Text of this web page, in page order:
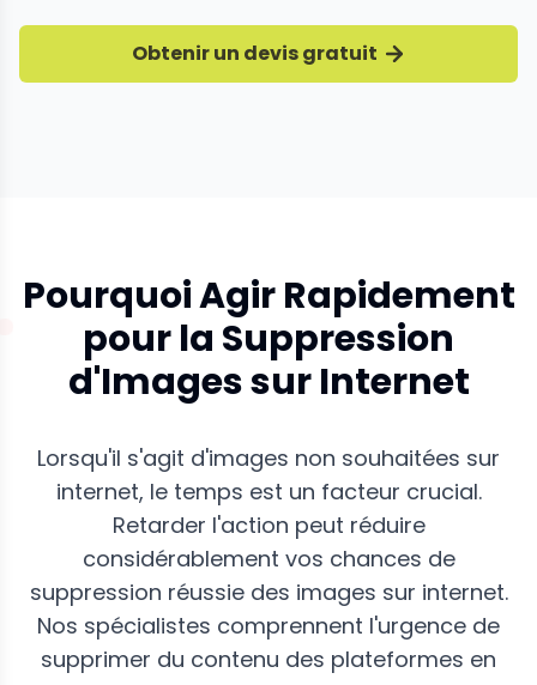
Obtenir un devis gratuit
Pourquoi Agir Rapidement
pour la Suppression
d'Images sur Internet
Lorsqu'il s'agit d'images non souhaitées sur
internet, le temps est un facteur crucial.
Retarder l'action peut réduire
considérablement vos chances de
suppression réussie des images sur internet.
Nos spécialistes comprennent l'urgence de
supprimer du contenu des plateformes en